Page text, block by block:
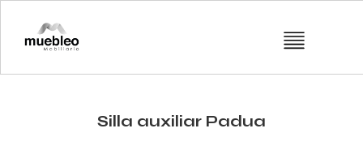
Silla auxiliar Padua